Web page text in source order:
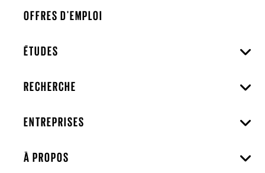
OFFRES D'EMPLOI
ÉTUDES
RECHERCHE
ENTREPRISES
À PROPOS